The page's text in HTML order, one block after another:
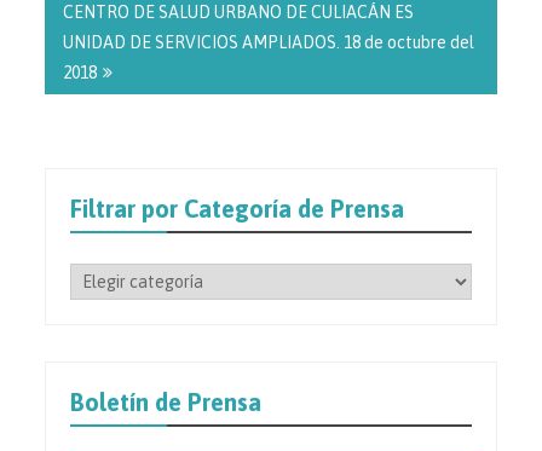
CENTRO DE SALUD URBANO DE CULIACÁN ES
UNIDAD DE SERVICIOS AMPLIADOS. 18 de octubre del
2018
Filtrar por Categoría de Prensa
Filtrar
Prensa
Boletín de Prensa